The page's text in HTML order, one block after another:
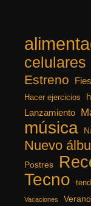
celulares
Estreno
Hacer ejercicios
Lanzamiento
música
Nuevo
Postres
Tecno
Vacaciones Verano